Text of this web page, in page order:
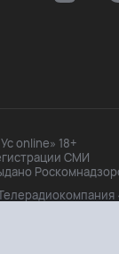
online» 18+
СМИ
Маханова О.Б.
30-14,